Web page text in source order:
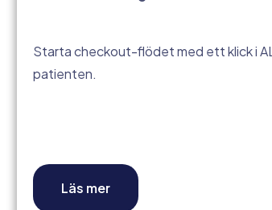
Starta checkout-flödet med ett klick i
patienten.
Läs mer